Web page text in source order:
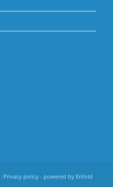
-Privacy policy- powered by Enfold